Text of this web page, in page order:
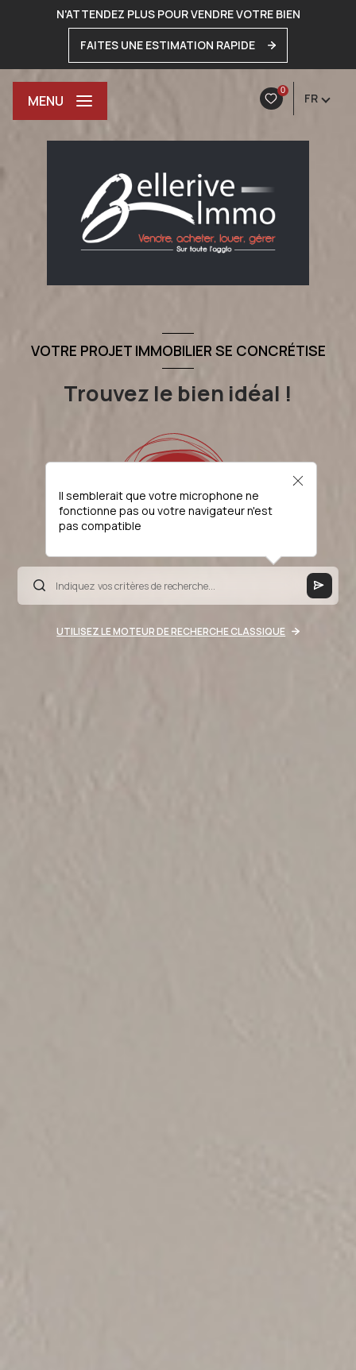
N'ATTENDEZ PLUS POUR VENDRE VOTRE BIEN
FAITES UNE ESTIMATION RAPIDE
0
FR
MENU
VOTRE PROJET IMMOBILIER SE CONCRÉTISE
Trouvez le bien idéal !
Il semblerait que votre microphone ne
fonctionne pas ou votre navigateur n'est
pas compatible
UTILISEZ LE MOTEUR DE RECHERCHE CLASSIQUE